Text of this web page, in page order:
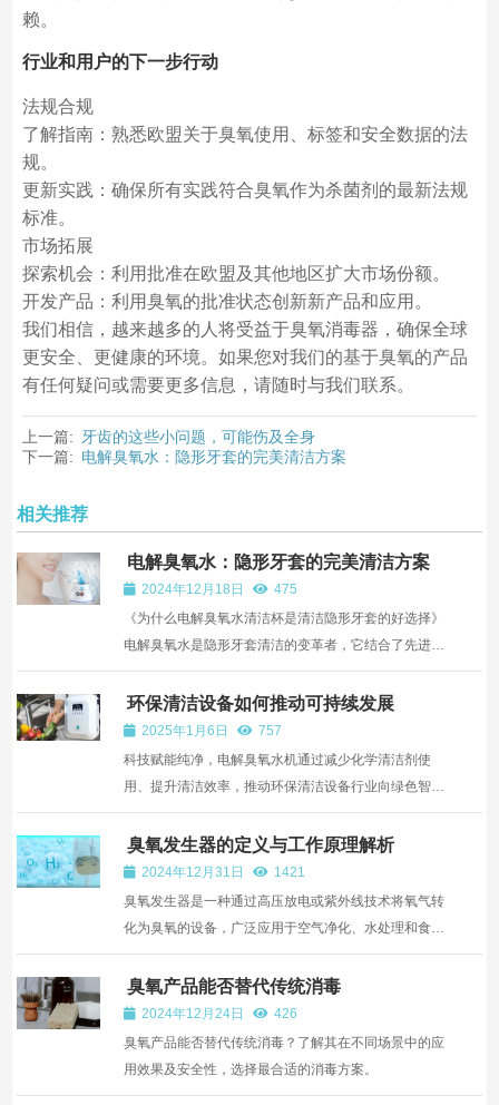
赖。
行业和用户的下一步行动
法规合规
了解指南：熟悉欧盟关于臭氧使用、标签和安全数据的法
规。
更新实践：确保所有实践符合臭氧作为杀菌剂的最新法规
标准。
市场拓展
探索机会：利用批准在欧盟及其他地区扩大市场份额。
开发产品：利用臭氧的批准状态创新新产品和应用。
我们相信，越来越多的人将受益于臭氧消毒器，确保全球
更安全、更健康的环境。如果您对我们的基于臭氧的产品
有任何疑问或需要更多信息，请随时与我们联系。
上一篇: 牙齿的这些小问题，可能伤及全身
下一篇: 电解臭氧水：隐形牙套的完美清洁方案
相关推荐
电解臭氧水：隐形牙套的完美清洁方案
2024年12月18日
475
《为什么电解臭氧水清洁杯是清洁隐形牙套的好选择》
电解臭氧水是隐形牙套清洁的变革者，它结合了先进的
消毒、环境可持续性和便利性。原因如下：《电解臭氧
水的工作原理》 电解臭氧水是通过一种称为阳极电解的
方法产生的，将普通的自来水转化为一种富含活性氧 ...
环保清洁设备如何推动可持续发展
2025年1月6日
757
科技赋能纯净，电解臭氧水机通过减少化学清洁剂使
用、提升清洁效率，推动环保清洁设备行业向绿色智能
方向发展。
臭氧发生器的定义与工作原理解析
2024年12月31日
1421
臭氧发生器是一种通过高压放电或紫外线技术将氧气转
化为臭氧的设备，广泛应用于空气净化、水处理和食品
保鲜等领域。
臭氧产品能否替代传统消毒
2024年12月24日
426
臭氧产品能否替代传统消毒？了解其在不同场景中的应
用效果及安全性，选择最合适的消毒方案。